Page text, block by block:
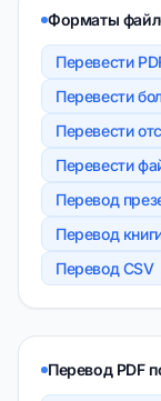
Форматы
Перевести
Перевести
Перевести
Перевести
Перевод
Перевод
Перевод CSV
Перевод PDF